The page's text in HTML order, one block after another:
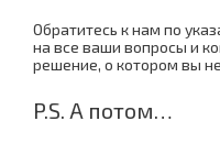
Обратитесь к нам по
на все ваши вопросы и
решение, о котором вы
P.S. А потом…